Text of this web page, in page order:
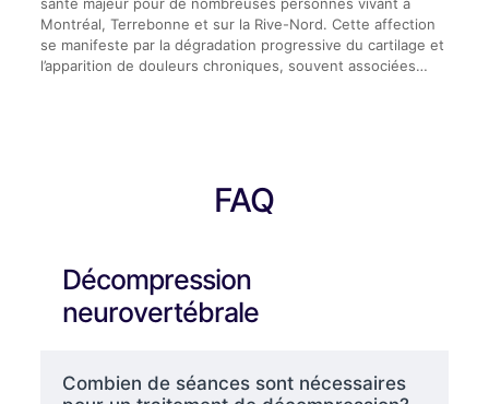
Montréal, Terrebonne et sur la Rive-Nord. Cette affection
se manifeste par la dégradation progressive du cartilage et
l’apparition de douleurs chroniques, souvent associées…
FAQ
Décompression
neurovertébrale
Combien de séances sont nécessaires